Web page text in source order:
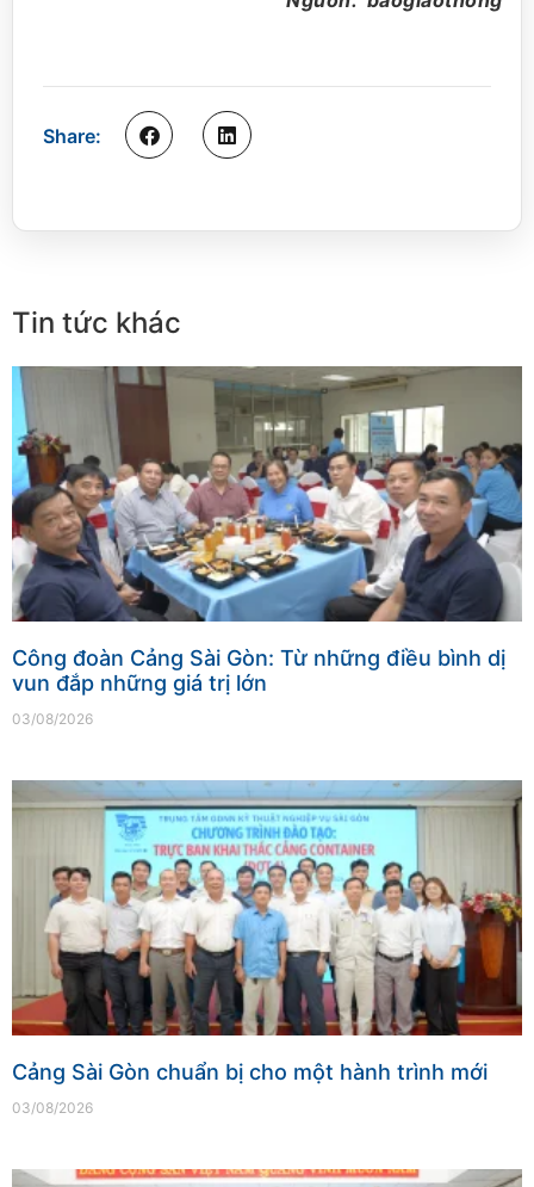
Share:
Tin tức khác
Công đoàn Cảng Sài Gòn: Từ những điều bình dị
vun đắp những giá trị lớn
03/08/2026
Cảng Sài Gòn chuẩn bị cho một hành trình mới
03/08/2026